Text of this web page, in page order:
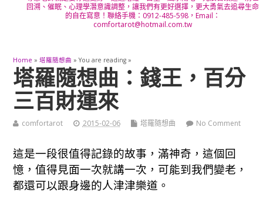
回溯、催眠、心理學潛意識調整，讓我們有更好選擇，更大勇氣去追尋生命
的自在寫意！聯絡手機：0912-485-598，Email：
comfortarot@hotmail.com.tw
Home » 塔羅隨想曲 » You are reading »
塔羅隨想曲：錢王，百分
三百財運來
comfortarot 2015-02-06 塔羅隨想曲 No Comment
這是一段很值得記錄的故事，滿神奇，這個回
憶，值得見面一次就講一次，可能到我們變老，
都還可以跟身邊的人津津樂道。